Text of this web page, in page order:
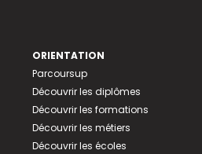
ORIENTATION
Parcoursup
Découvrir les diplômes
Découvrir les formations
Découvrir les métiers
Découvrir les écoles